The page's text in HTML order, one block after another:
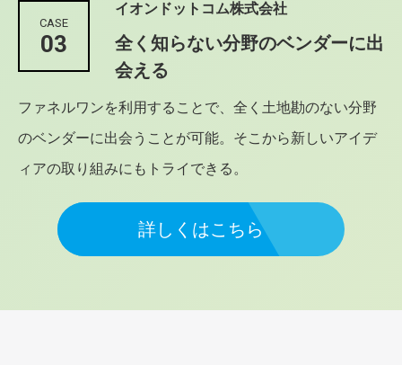
CASE
03
イオンドットコム株式会社
全く知らない分野のベンダーに出
会える
ファネルワンを利用することで、全く土地勘のない分野
のベンダーに出会うことが可能。そこから新しいアイデ
ィアの取り組みにもトライできる。
詳しくはこちら